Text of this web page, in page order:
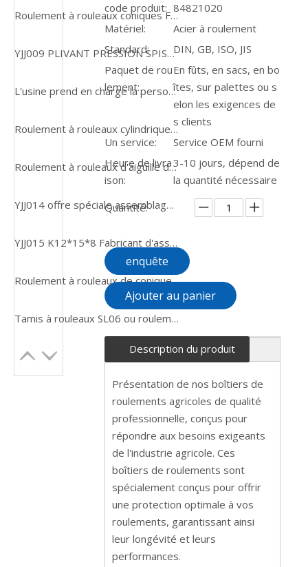
Roulement à rouleaux coniques FM 44143/44348 Utilisation du roulement standard Timkeen pour les pièces automobiles / pièces du moteur
YJJ009 PLIVANT PRESSION SPIST Axial Roueur linéaire
L'usine prend en charge la personnalisation des roulements à rouleaux coniques sur la base de dessins ou de modèles
Roulement à rouleaux cylindriques droits TMB NU202, offre spéciale
Roulement à rouleaux d'aiguille de cage fendue d'acier inoxydable de la manière K30X46X28 de YJJ008
YJJ014 offre spéciale assemblage de Cage K45x50x17 roulement à aiguilles
YJJ015 K12*15*8 Fabricant d'assemblages de cages Roulement à aiguilles
Roulement à rouleaux de conique FM pour camion ou voiture de voiture URB Rouleau sphérique 22220EK 22226
Tamis à rouleaux SL06 ou roulement à billes à alignement automatique de pompe immergée
code produit: 84821020
Matériel:
Acier à roulement
Standard:
DIN, GB, ISO, JIS
Paquet de rou
lement:
En fûts, en sacs, en bo
îtes, sur palettes ou s
elon les exigences de
s clients
Un service:
Service OEM fourni
Heure de livra
ison:
3-10 jours, dépend de
la quantité nécessaire
Quantité:
enquête
Ajouter au panier
Description du produit
Présentation de nos boîtiers de
roulements agricoles de qualité
professionnelle, conçus pour
répondre aux besoins exigeants
de l'industrie agricole. Ces
boîtiers de roulements sont
spécialement conçus pour offrir
une protection optimale à vos
roulements, garantissant ainsi
leur longévité et leurs
performances.